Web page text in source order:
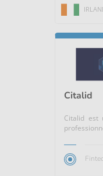
Citalid
Citalid est